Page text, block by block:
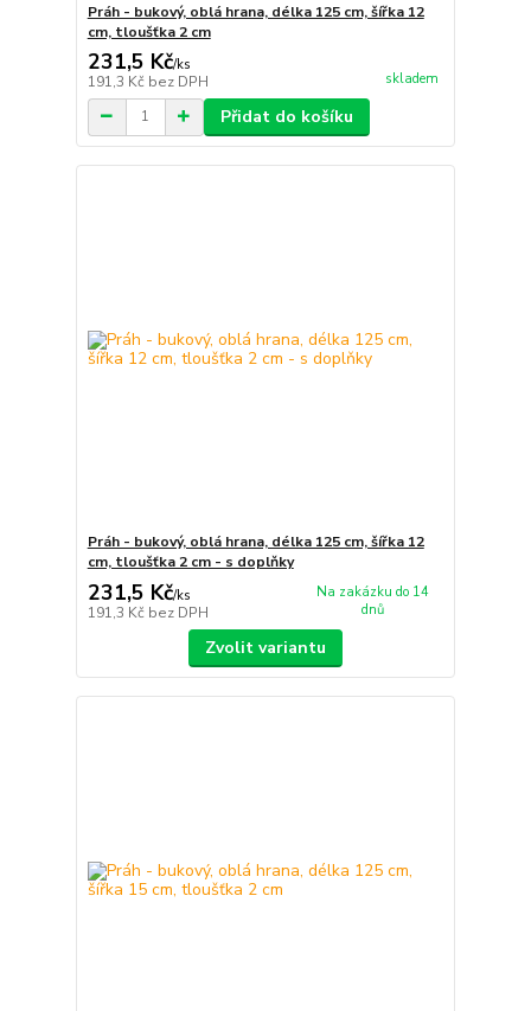
Práh - bukový, oblá hrana, délka 125 cm, šířka 12
cm, tloušťka 2 cm
231,5 Kč/ks
191,3 Kč bez DPH skladem
Přidat do košíku
Práh - bukový, oblá hrana, délka 125 cm, šířka 12
cm, tloušťka 2 cm - s doplňky
231,5 Kč/ks
191,3 Kč bez DPH
Na zakázku do 14
dnů
Zvolit variantu